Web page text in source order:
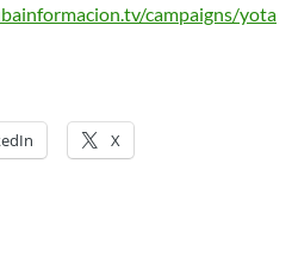
campaigns/yota
X